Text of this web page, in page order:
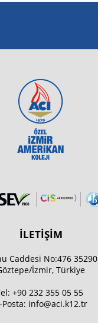
İLETİŞİM
Caddesi No:476 35290
İzmir, Türkiye
+90 232 355 05 55
Posta: info@aci.k12.tr